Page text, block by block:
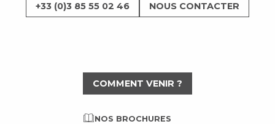
COMMENT VENIR ?
NOS BROCHURES
+33 (0)3 85 55 02 46 NOUS CONTACTER